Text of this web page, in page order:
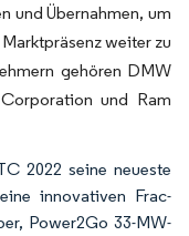
und Übernahmen, um
weiter zu
gehören DMW
und Ram
2022 seine neueste
innovativen Frac-
Power2Go 33-MW-